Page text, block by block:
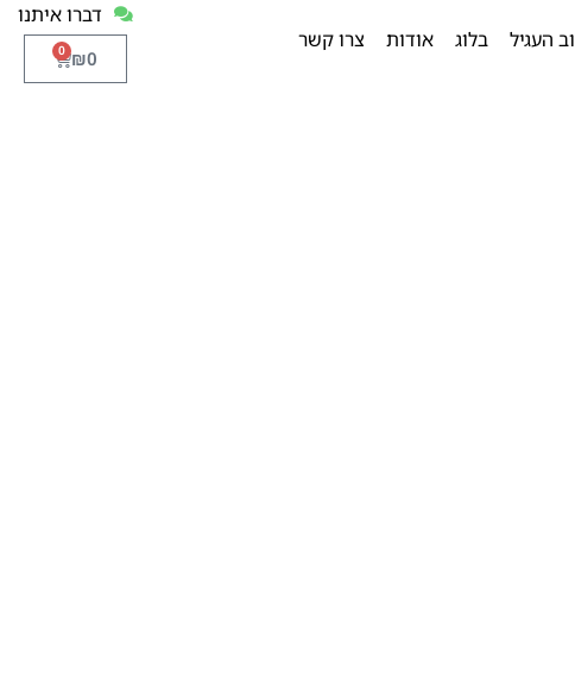
העגיל בלוג אודות צרו קשר
דברו איתנו
₪0
0